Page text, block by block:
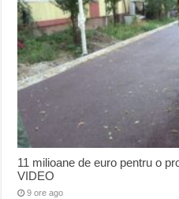
11 milioane de euro pentru o
VIDEO
9 ore ago